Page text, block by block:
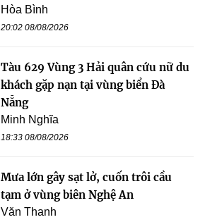
Hòa Bình
20:02 08/08/2026
Tàu 629 Vùng 3 Hải quân cứu nữ du
khách gặp nạn tại vùng biển Đà
Nẵng
Minh Nghĩa
18:33 08/08/2026
Mưa lớn gây sạt lở, cuốn trôi cầu
tạm ở vùng biên Nghệ An
Văn Thanh